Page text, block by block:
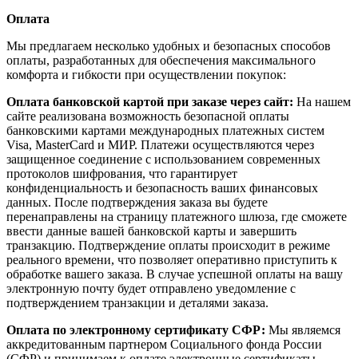
Оплата
Мы предлагаем несколько удобных и безопасных способов
оплаты, разработанных для обеспечения максимального
комфорта и гибкости при осуществлении покупок:
Оплата банковской картой при заказе через сайт: На нашем
сайте реализована возможность безопасной оплаты
банковскими картами международных платежных систем
Visa, MasterCard и МИР. Платежи осуществляются через
защищенное соединение с использованием современных
протоколов шифрования, что гарантирует
конфиденциальность и безопасность ваших финансовых
данных. После подтверждения заказа вы будете
перенаправлены на страницу платежного шлюза, где сможете
ввести данные вашей банковской карты и завершить
транзакцию. Подтверждение оплаты происходит в режиме
реального времени, что позволяет оперативно приступить к
обработке вашего заказа. В случае успешной оплаты на вашу
электронную почту будет отправлено уведомление с
подтверждением транзакции и деталями заказа.
Оплата по электронному сертификату СФР: Мы являемся
аккредитованным партнером Социального фонда России